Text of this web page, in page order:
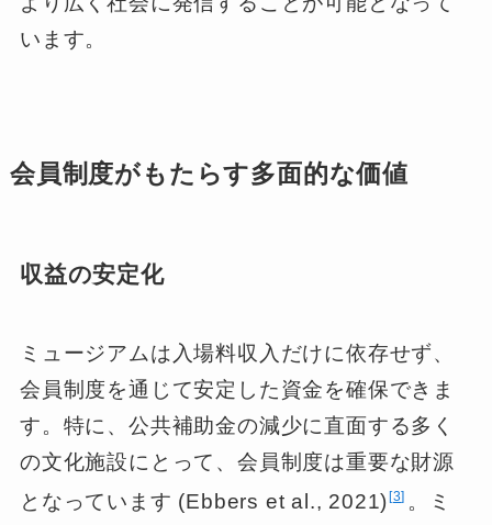
います。
会員制度がもたらす多面的な価値
収益の安定化
ミュージアムは入場料収入だけに依存せず、
会員制度を通じて安定した資金を確保できま
す。特に、公共補助金の減少に直面する多く
の文化施設にとって、会員制度は重要な財源
となっています (Ebbers et al., 2021) 3 。ミ